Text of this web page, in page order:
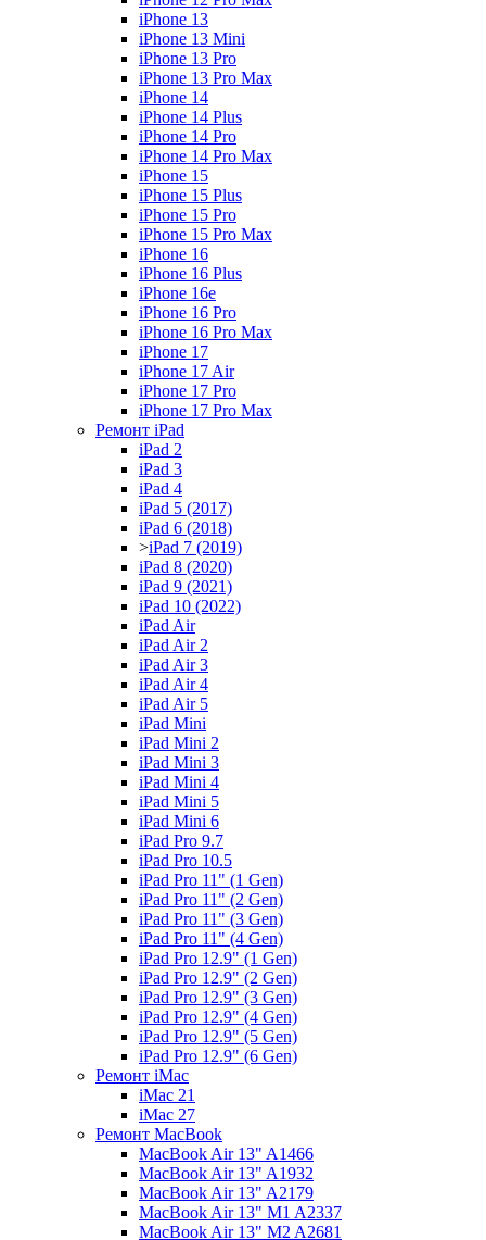
iPhone 13
iPhone 13 Mini
iPhone 13 Pro
iPhone 13 Pro Max
iPhone 14
iPhone 14 Plus
iPhone 14 Pro
iPhone 14 Pro Max
iPhone 15
iPhone 15 Plus
iPhone 15 Pro
iPhone 15 Pro Max
iPhone 16
iPhone 16 Plus
iPhone 16e
iPhone 16 Pro
iPhone 16 Pro Max
iPhone 17
iPhone 17 Air
iPhone 17 Pro
iPhone 17 Pro Max
Ремонт iPad
iPad 2
iPad 3
iPad 4
iPad 5 (2017)
iPad 6 (2018)
>iPad 7 (2019)
iPad 8 (2020)
iPad 9 (2021)
iPad 10 (2022)
iPad Air
iPad Air 2
iPad Air 3
iPad Air 4
iPad Air 5
iPad Mini
iPad Mini 2
iPad Mini 3
iPad Mini 4
iPad Mini 5
iPad Mini 6
iPad Pro 9.7
iPad Pro 10.5
iPad Pro 11" (1 Gen)
iPad Pro 11" (2 Gen)
iPad Pro 11" (3 Gen)
iPad Pro 11" (4 Gen)
iPad Pro 12.9" (1 Gen)
iPad Pro 12.9" (2 Gen)
iPad Pro 12.9" (3 Gen)
iPad Pro 12.9" (4 Gen)
iPad Pro 12.9" (5 Gen)
iPad Pro 12.9" (6 Gen)
Ремонт iMac
iMac 21
iMac 27
Ремонт MacBook
MacBook Air 13" A1466
MacBook Air 13" A1932
MacBook Air 13" A2179
MacBook Air 13" M1 A2337
MacBook Air 13" M2 A2681